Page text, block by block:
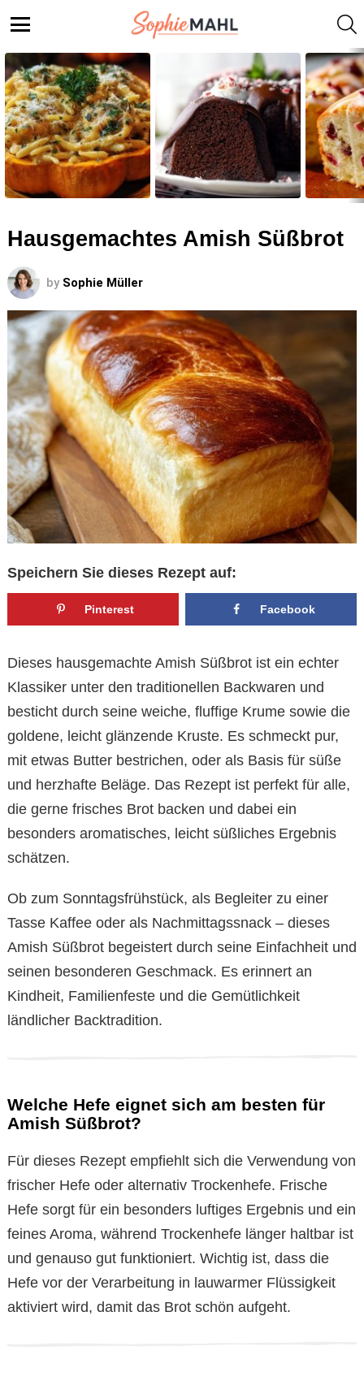
STORIES
Hausgemachtes Amish Süßbrot
by Sophie Müller
Speichern Sie dieses Rezept auf:
Pinterest Facebook
Dieses hausgemachte Amish Süßbrot ist ein echter
Klassiker unter den traditionellen Backwaren und
besticht durch seine weiche, fluffige Krume sowie die
goldene, leicht glänzende Kruste. Es schmeckt pur,
mit etwas Butter bestrichen, oder als Basis für süße
und herzhafte Beläge. Das Rezept ist perfekt für alle,
die gerne frisches Brot backen und dabei ein
besonders aromatisches, leicht süßliches Ergebnis
schätzen.
Ob zum Sonntagsfrühstück, als Begleiter zu einer
Tasse Kaffee oder als Nachmittagssnack – dieses
Amish Süßbrot begeistert durch seine Einfachheit und
seinen besonderen Geschmack. Es erinnert an
Kindheit, Familienfeste und die Gemütlichkeit
ländlicher Backtradition.
Welche Hefe eignet sich am besten für
Amish Süßbrot?
Für dieses Rezept empfiehlt sich die Verwendung von
frischer Hefe oder alternativ Trockenhefe. Frische
Hefe sorgt für ein besonders luftiges Ergebnis und ein
feines Aroma, während Trockenhefe länger haltbar ist
und genauso gut funktioniert. Wichtig ist, dass die
Hefe vor der Verarbeitung in lauwarmer Flüssigkeit
aktiviert wird, damit das Brot schön aufgeht.